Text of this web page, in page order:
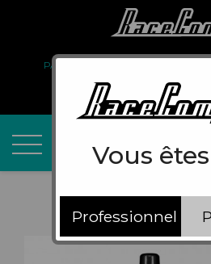
PARTENARIAT
COMPTE
Vous
Professionnel